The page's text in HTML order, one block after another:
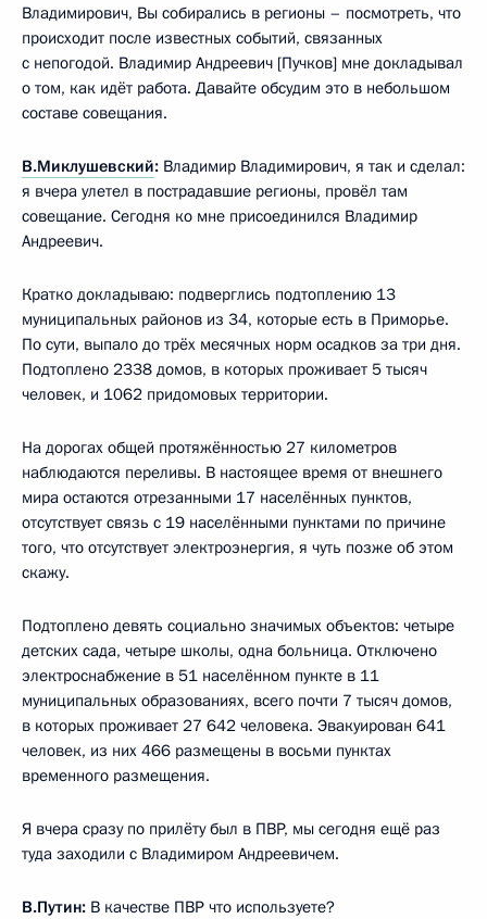
Владимирович, Вы собирались в регионы – посмотреть, что
происходит после известных событий, связанных
с непогодой. Владимир Андреевич [Пучков] мне докладывал
о том, как идёт работа. Давайте обсудим это в небольшом
составе совещания.
В.Миклушевский: Владимир Владимирович, я так и сделал:
я вчера улетел в пострадавшие регионы, провёл там
совещание. Сегодня ко мне присоединился Владимир
Андреевич.
Кратко докладываю: подверглись подтоплению 13
муниципальных районов из 34, которые есть в Приморье.
По сути, выпало до трёх месячных норм осадков за три дня.
Подтоплено 2338 домов, в которых проживает 5 тысяч
человек, и 1062 придомовых территории.
На дорогах общей протяжённостью 27 километров
наблюдаются переливы. В настоящее время от внешнего
мира остаются отрезанными 17 населённых пунктов,
отсутствует связь с 19 населёнными пунктами по причине
того, что отсутствует электроэнергия, я чуть позже об этом
скажу.
Подтоплено девять социально значимых объектов: четыре
детских сада, четыре школы, одна больница. Отключено
электроснабжение в 51 населённом пункте в 11
муниципальных образованиях, всего почти 7 тысяч домов,
в которых проживает 27 642 человека. Эвакуирован 641
человек, из них 466 размещены в восьми пунктах
временного размещения.
Я вчера сразу по прилёту был в ПВР, мы сегодня ещё раз
туда заходили с Владимиром Андреевичем.
В.Путин: В качестве ПВР что используете?